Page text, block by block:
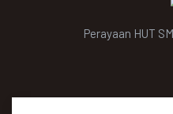
Perayaan HUT